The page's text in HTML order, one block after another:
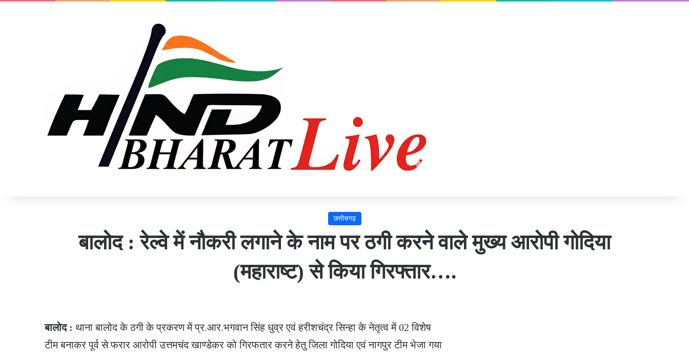
छत्तीसगढ़
बालोद : रेल्वे में नौकरी लगाने के नाम पर ठगी करने वाले मुख्य आरोपी गोदिया
(महाराष्ट) से किया गिरफ्तार….
बालोद : थाना बालोद के ठगी के प्रकरण में प्र.आर.भगवान सिंह धुव्र एवं हरीशचंद्र सिन्हा के नेतृत्व में 02 विशेष
टीम बनाकर पूर्व से फरार आरोपी उत्तमचंद खाण्डेकर को गिरफतार करने हेतु जिला गोदिया एवं नागपुर टीम भेजा गया